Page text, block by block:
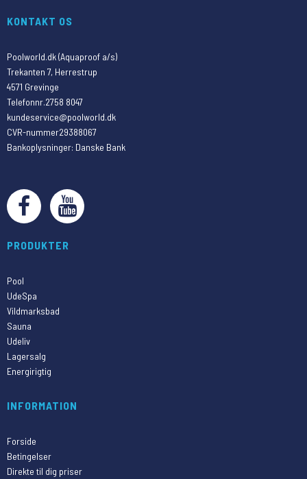
KONTAKT OS
Poolworld.dk (Aquaproof a/s)
Trekanten 7, Herrestrup
4571 Grevinge
Telefonnr.2758 8047
kundeservice@poolworld.dk
CVR-nummer29388067
Bankoplysninger: Danske Bank
PRODUKTER
Pool
UdeSpa
Vildmarksbad
Sauna
Udeliv
Lagersalg
Energirigtig
INFORMATION
Forside
Betingelser
Direkte til dig priser